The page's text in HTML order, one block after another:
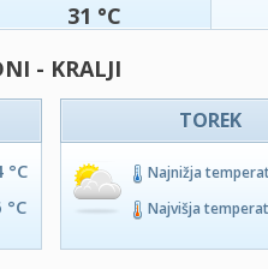
31 °C
- KRALJI
°C
°C
TOREK
Najnižja
Najvišja